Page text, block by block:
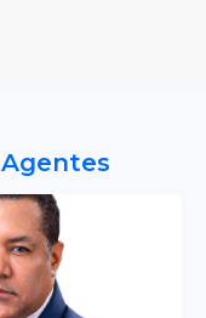
Agentes